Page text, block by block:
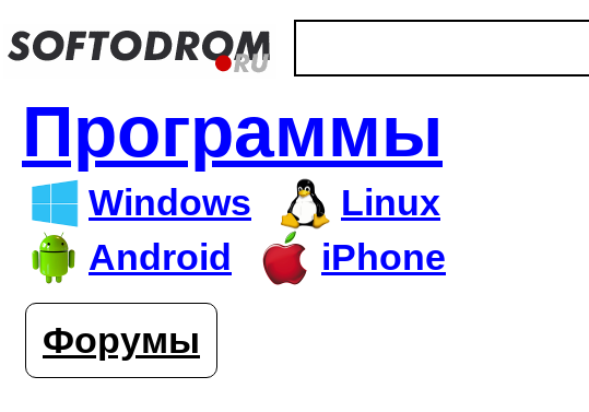
Программы
Windows
Linux
Android
iPhone
Форумы